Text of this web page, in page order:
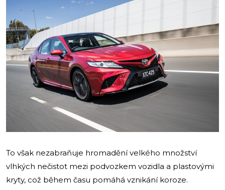
To však nezabraňuje hromadění velkého množství
vlhkých nečistot mezi podvozkem vozidla a plastovými
kryty, což během času pomáhá vznikání koroze.